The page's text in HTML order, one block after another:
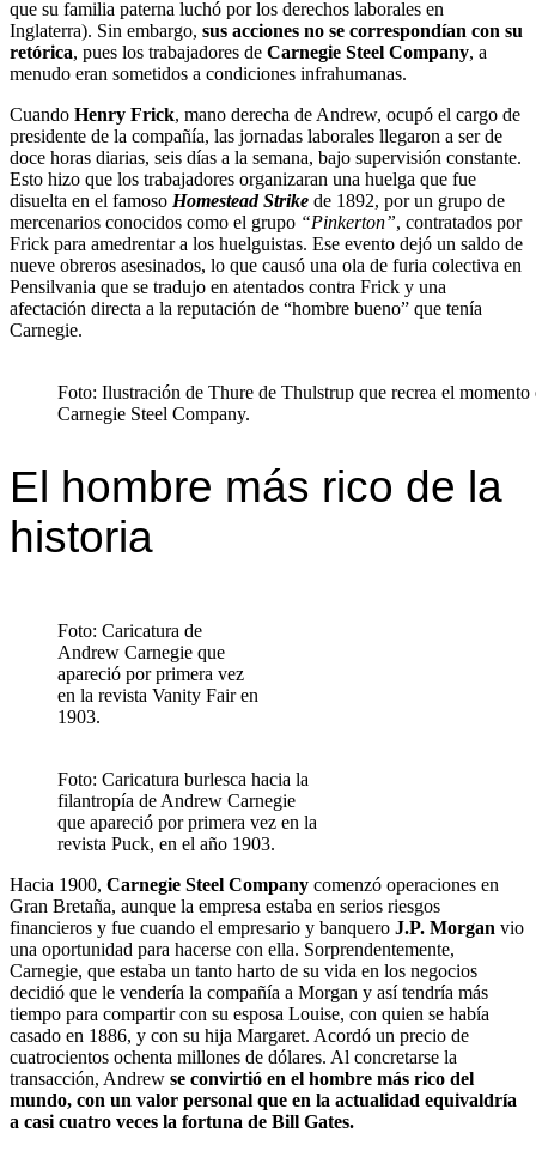
que su familia paterna luchó por los derechos laborales en
Inglaterra). Sin embargo, sus acciones no se correspondían con su
retórica, pues los trabajadores de Carnegie Steel Company, a
menudo eran sometidos a condiciones infrahumanas.
Cuando Henry Frick, mano derecha de Andrew, ocupó el cargo de
presidente de la compañía, las jornadas laborales llegaron a ser de
doce horas diarias, seis días a la semana, bajo supervisión constante.
Esto hizo que los trabajadores organizaran una huelga que fue
disuelta en el famoso Homestead Strike de 1892, por un grupo de
mercenarios conocidos como el grupo “Pinkerton”, contratados por
Frick para amedrentar a los huelguistas. Ese evento dejó un saldo de
nueve obreros asesinados, lo que causó una ola de furia colectiva en
Pensilvania que se tradujo en atentados contra Frick y una
afectación directa a la reputación de “hombre bueno” que tenía
Carnegie.
Foto: Ilustración de Thure de Thulstrup que recrea el
Carnegie Steel Company.
El hombre más rico de la
historia
Foto: Caricatura de
Andrew Carnegie que
apareció por primera vez
en la revista Vanity Fair en
1903.
Foto: Caricatura burlesca hacia la
filantropía de Andrew Carnegie
que apareció por primera vez en la
revista Puck, en el año 1903.
Hacia 1900, Carnegie Steel Company comenzó operaciones en
Gran Bretaña, aunque la empresa estaba en serios riesgos
financieros y fue cuando el empresario y banquero J.P. Morgan vio
una oportunidad para hacerse con ella. Sorprendentemente,
Carnegie, que estaba un tanto harto de su vida en los negocios
decidió que le vendería la compañía a Morgan y así tendría más
tiempo para compartir con su esposa Louise, con quien se había
casado en 1886, y con su hija Margaret. Acordó un precio de
cuatrocientos ochenta millones de dólares. Al concretarse la
transacción, Andrew se convirtió en el hombre más rico del
mundo, con un valor personal que en la actualidad equivaldría
a casi cuatro veces la fortuna de Bill Gates.